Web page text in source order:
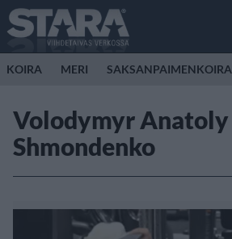
KOIRA MERI SAKSANPAIMENKOIRA
Volodymyr Anatoly
Shmondenko